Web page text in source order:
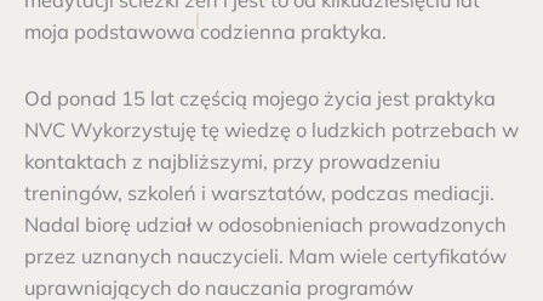
moja podstawowa codzienna praktyka.
Od ponad 15 lat częścią mojego życia jest praktyka
NVC Wykorzystuję tę wiedzę o ludzkich potrzebach w
kontaktach z najbliższymi, przy prowadzeniu
treningów, szkoleń i warsztatów, podczas mediacji.
Nadal biorę udział w odosobnieniach prowadzonych
przez uznanych nauczycieli. Mam wiele certyfikatów
uprawniających do nauczania programów